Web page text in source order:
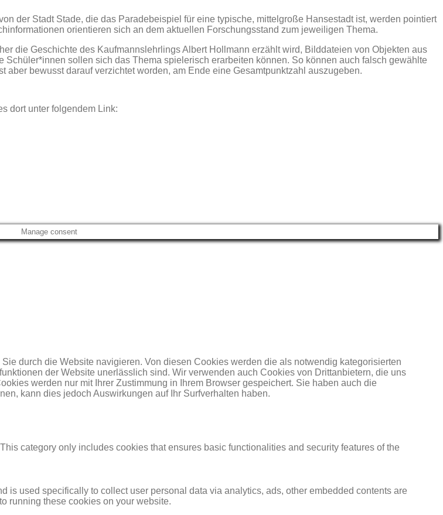
der Stadt Stade, die das Paradebeispiel für eine typische, mittelgroße Hansestadt ist, werden pointiert
orientieren sich an dem aktuellen Forschungsstand zum jeweiligen Thema.
die Geschichte des Kaufmannslehrlings Albert Hollmann erzählt wird, Bilddateien von Objekten aus
sollen sich das Thema spielerisch erarbeiten können. So können auch falsch gewählte
bewusst darauf verzichtet worden, am Ende eine Gesamtpunktzahl auszugeben.
dort unter folgendem Link:
Manage consent
durch die Website navigieren. Von diesen Cookies werden die als notwendig kategorisierten
der Website unerlässlich sind. Wir verwenden auch Cookies von Drittanbietern, die uns
werden nur mit Ihrer Zustimmung in Ihrem Browser gespeichert. Sie haben auch die
kann dies jedoch Auswirkungen auf Ihr Surfverhalten haben.
category only includes cookies that ensures basic functionalities and security features of the
is used specifically to collect user personal data via analytics, ads, other embedded contents are
running these cookies on your website.